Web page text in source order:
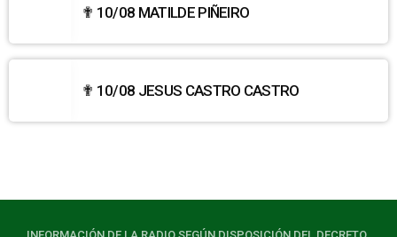
✟ 10/08 MATILDE PIÑEIRO
✟ 10/08 JESUS CASTRO CASTRO